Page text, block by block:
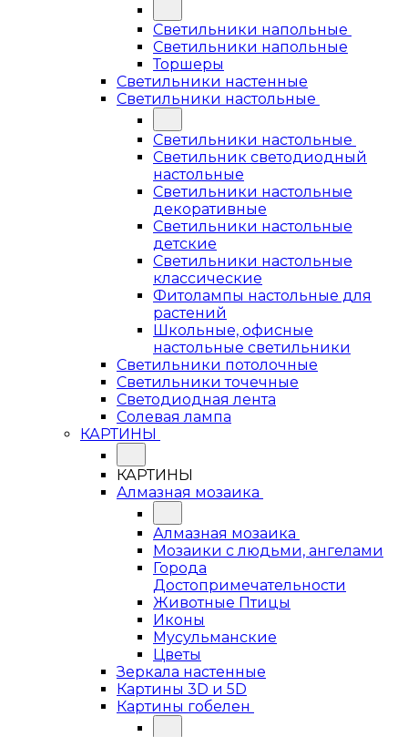
Светильники напольные
Светильники напольные
Торшеры
Светильники настенные
Светильники настольные
Светильники настольные
Светильник светодиодный
настольные
Светильники настольные
декоративные
Светильники настольные
детские
Светильники настольные
классические
Фитолампы настольные для
растений
Школьные, офисные
настольные светильники
Светильники потолочные
Светильники точечные
Светодиодная лента
Солевая лампа
КАРТИНЫ
КАРТИНЫ
Алмазная мозаика
Алмазная мозаика
Мозаики с людьми, ангелами
Города
Достопримечательности
Животные Птицы
Иконы
Мусульманские
Цветы
Зеркала настенные
Картины 3D и 5D
Картины гобелен